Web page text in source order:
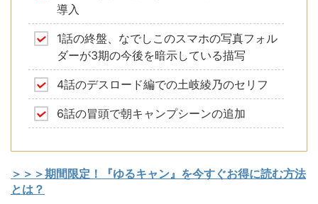
導入
1話の終盤、なでしこのスマホの写真フォル
ダーが3期の今後を暗示している描写
4話のデスロード編での土岐綾乃のセリフ
6話の冒頭で朝キャンプシーンの追加
＞＞＞期間限定！『ゆるキャン』を今すぐお得に読む方法
とは？